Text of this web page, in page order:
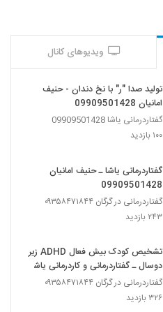
ویدیوهای کانال
تولید صدا "ر" با نخ دندان - حنیف
امانیان 09909501428
گفتاردرمانی یاشا 09909501428
۱۰۰ بازدید
گفتاردرمانی یاشا ـ حنیف امانیان
09909501428
گفتاردرمانی در گرگان ۰۹۳۵۸۴۷۱۸۴۴
۲۴۳ بازدید
تشخیص کودک بیش فعال ADHD زیر
دوسال ـ گفتاردرمانی و کاردرمانی یاشا
گفتاردرمانی در گرگان ۰۹۳۵۸۴۷۱۸۴۴
۳۲۶ بازدید